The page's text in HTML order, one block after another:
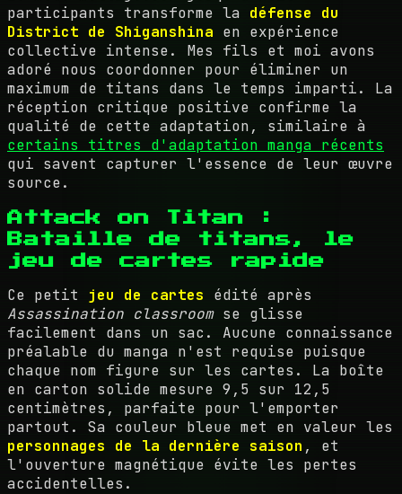
participants transforme la défense du
District de Shiganshina en expérience
collective intense. Mes fils et moi avons
adoré nous coordonner pour éliminer un
maximum de titans dans le temps imparti. La
réception critique positive confirme la
qualité de cette adaptation, similaire à
certains titres d'adaptation manga récents
qui savent capturer l'essence de leur œuvre
source.
Attack on Titan :
Bataille de titans, le
jeu de cartes rapide
Ce petit jeu de cartes édité après
Assassination classroomse glisse
facilement dans un sac. Aucune connaissance
préalable du manga n'est requise puisque
chaque nom figure sur les cartes. La boîte
en carton solide mesure 9,5 sur 12,5
centimètres, parfaite pour l'emporter
partout. Sa couleur bleue met en valeur les
personnages de la dernière saison , et
l'ouverture magnétique évite les pertes
accidentelles.